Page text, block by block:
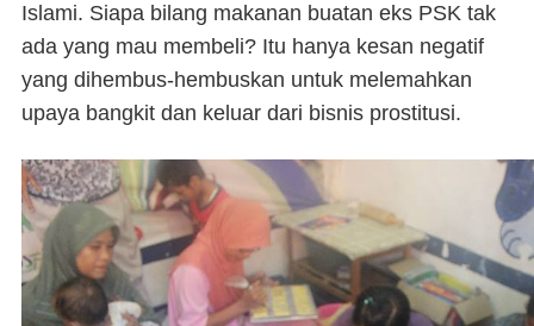
Islami. Siapa bilang makanan buatan eks PSK tak
ada yang mau membeli? Itu hanya kesan negatif
yang dihembus-hembuskan untuk melemahkan
upaya bangkit dan keluar dari bisnis prostitusi.